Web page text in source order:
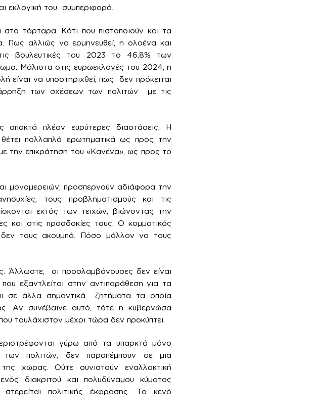
εκλογική του συμπεριφορά.
τάρταρα. Κάτι που πιστοποιούν και τα
Πως αλλιώς να ερμηνευθεί, η ολοένα και
βουλευτικές του 2023 το 46,8% των
Μάλιστα στις ευρωεκλογές του 2024, η
να υποστηριχθεί, πως δεν πρόκειται
των σχέσεων των πολιτών με τις
αποκτά πλέον ευρύτερες διαστάσεις. Η
πολλαπλά ερωτηματικά ως προς την
την επικράτηση του «Κανένα», ως προς το
μονομερειών, προσπερνούν αδιάφορα την
τους προβληματισμούς και τις
εκτός των τειχών, βιώνοντας την
και στις προσδοκίες τους. Ο κομματικός
δεν τους ακουμπά. Πόσο μάλλον να τους
Άλλωστε, οι προσλαμβάνουσες δεν είναι
εξαντλείται στην αντιπαράθεση για τα
σε άλλα σημαντικά ζητήματα τα οποία
Αν συνέβαινε αυτό, τότε η κυβερνώσα
τουλάχιστον μέχρι τώρα δεν προκύπτει.
γύρω από τα υπαρκτά μόνο
των πολιτών, δεν παραπέμπουν σε μια
χώρας. Ούτε συνιστούν εναλλακτική
διακριτού και πολυδύναμου κύματος
πολιτικής έκφρασης. Το κενό